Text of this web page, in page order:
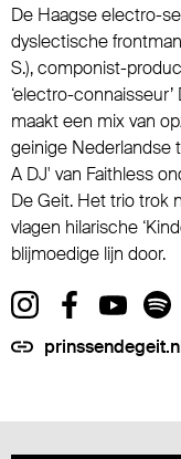
De Haagse electro-
dyslectische
S.), componist-
‘electro-
maakt een mix van
geinige Nederlandse
A DJ' van Faithless
De Geit. Het trio trok
vlagen hilarische
blijmoedige lijn door.